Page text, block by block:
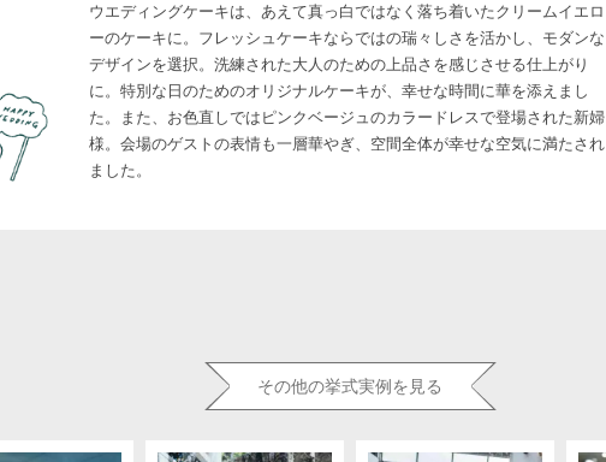
ウエディングケーキは、あえて真っ白ではなく落ち着いたクリームイエロ
ーのケーキに。フレッシュケーキならではの瑞々しさを活かし、モダンな
デザインを選択。洗練された大人のための上品さを感じさせる仕上がり
に。特別な日のためのオリジナルケーキが、幸せな時間に華を添えまし
た。また、お色直しではピンクベージュのカラードレスで登場された新婦
様。会場のゲストの表情も一層華やぎ、空間全体が幸せな空気に満たされ
ました。
その他の挙式実例を見る